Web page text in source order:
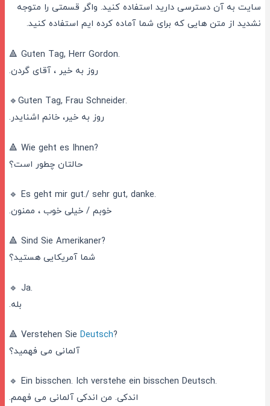
سایت به آن دسترسی دارید استفاده کنید. واگر قسمتی را متوجه
نشدید از متن هایی که برای شما آماده کرده ایم استفاده کنید.
🔺 Guten Tag, Herr Gordon.
روز به خیر ، آقای گردن.
🔹Guten Tag, Frau Schneider.
روز به خیر، خانم اشنایدر.
🔺 Wie geht es Ihnen?
حالتان چطور است؟
🔹 Es geht mir gut./ sehr gut, danke.
خوبم / خیلی خوب ، ممنون.
🔺 Sind Sie Amerikaner?
شما آمریکایی هستید؟
🔹 Ja.
بله.
🔺 Verstehen SieDeutsch?
آلمانی می فهمید؟
🔹 Ein bisschen. Ich verstehe ein bisschen Deutsch.
اندکی. من اندکی آلمانی می فهمم.